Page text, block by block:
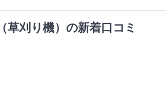
草刈り機）の新着口コミ